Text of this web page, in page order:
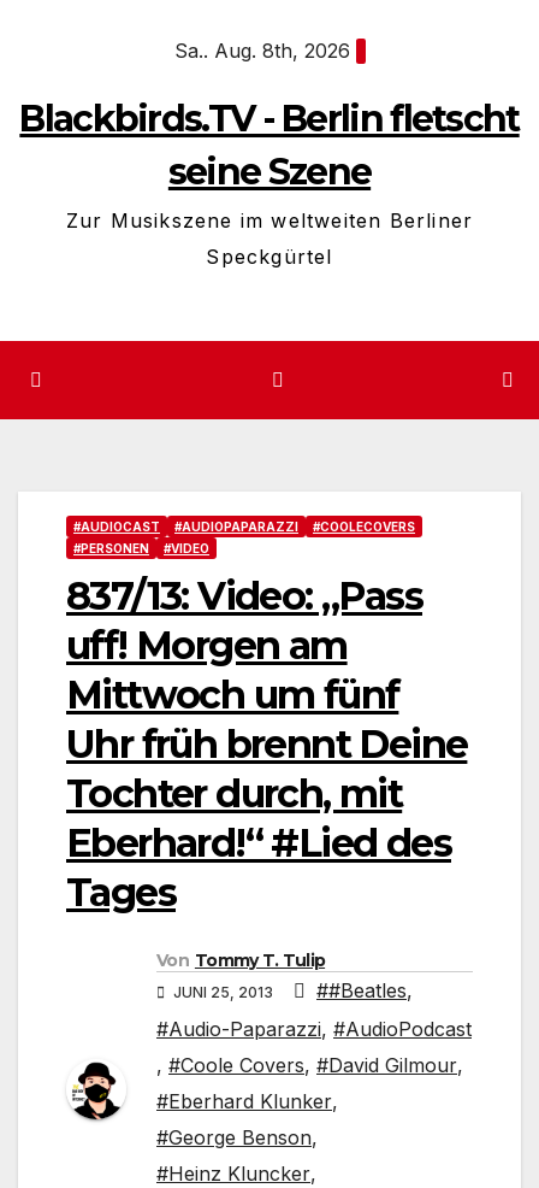
Sa.. Aug. 8th, 2026
Blackbirds.TV - Berlin fletscht
seine Szene
Zur Musikszene im weltweiten Berliner
Speckgürtel
#AUDIOCAST #AUDIOPAPARAZZI
#COOLECOVERS
#PERSONEN
#VIDEO
837/13: Video: „Pass
uff! Morgen am
Mittwoch um fünf
Uhr früh brennt Deine
Tochter durch, mit
Eberhard!“ #Lied des
Tages
Von Tommy T. Tulip
JUNI 25, 2013 ##Beatles,
#Audio-Paparazzi, #AudioPodcast
, #Coole Covers, #David Gilmour,
#Eberhard Klunker,
#George Benson,
#Heinz Kluncker,